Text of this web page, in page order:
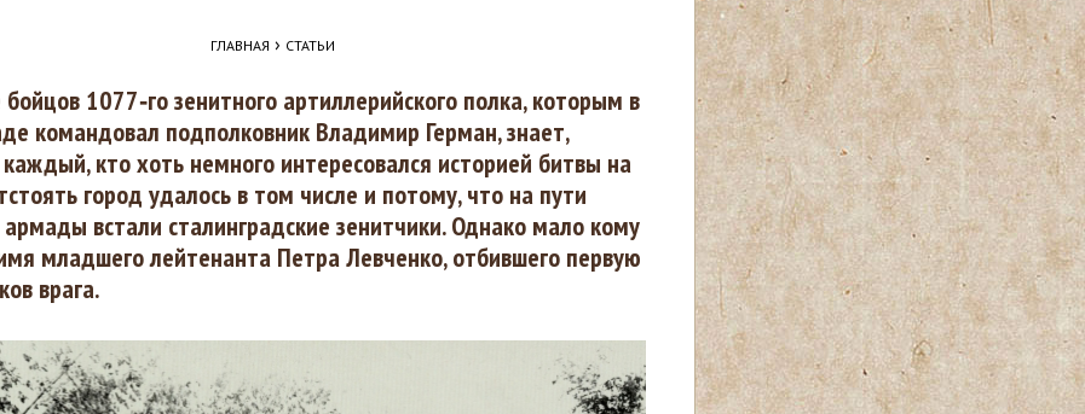
ГЛАВНАЯ › СТАТЬИ
1077‑го зенитного артиллерийского полка, которым в
командовал подполковник Владимир Герман, знает,
кто хоть немного интересовался историей битвы на
город удалось в том числе и потому, что на пути
встали сталинградские зенитчики. Однако мало кому
младшего лейтенанта Петра Левченко, отбившего первую
врага.